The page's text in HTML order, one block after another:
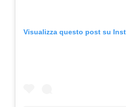
Visualizza questo post su